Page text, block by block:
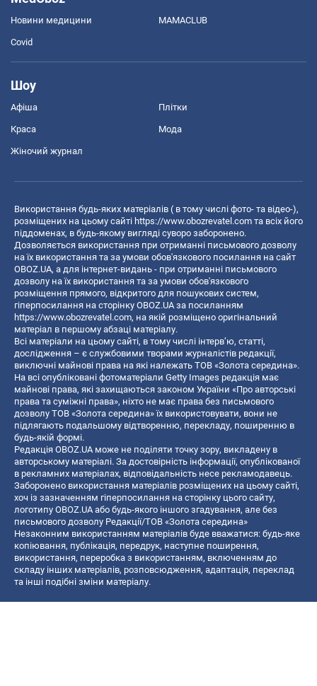
Новини медицини MAMACLUB
Covid
Шоу
Афіша Плітки
Краса Мода
Жіночий журнал
Використання будь-яких матеріалів ( в тому числі фото- та відео-),
розміщених на цьому сайті https://www.obozrevatel.com та всіх його
піддоменах, в будь-якому вигляді суворо заборонено.
Дозволяється використання при отриманні письмового дозволу
на їх використання та за умови обов'язкового посилання на сайт
OBOZ.UA, а для інтернет-видань - при отриманні письмового
дозволу на їх використання та за умови обов'язкового
розміщення прямого, відкритого для пошукових систем,
гіперпосилання на сторінку OBOZ.UA за посиланням
https://www.obozrevatel.com, на якій розміщено оригінальний
матеріал в першому абзаці матеріалу.
Всі матеріали на цьому сайті, в тому числі інтерв’ю, статті,
дослідження – є службовими творами журналістів редакції,
виключні майнові права на які належать ТОВ «Золота середина».
На всі опубліковані фотоматеріали Getty Images редакція має
майнові права, які захищаються законом України «Про авторські
права та суміжні права», ніхто не має права без письмового
дозволу ТОВ «Золота середина» їх використовувати, вони не
підлягають подальшому відтворенню, перекладу, поширенню в
будь-якій формі.
Редакція OBOZ.UA може не поділяти точку зору, викладену в
авторському матеріалі. За достовірність інформації, опублікованої
в рекламних матеріалах, відповідальність несе рекламодавець.
Заборонено використання матеріалів розміщених на цьому сайті,
хоч із зазначенням гіперпосилання на сторінку цього сайту,
логотипу OBOZ.UA або будь-якого іншого згадування, але без
письмового дозволу Редакції/ТОВ «Золота середина»
Незаконним використанням матеріалів буде вважатися: будь-яке
копiювання, публiкацiя, передрук, наступне поширення,
використання, переробка з використанням, включенням до
складу інших матеріалів, розповсюдження, адаптація, переклад
та інші подібні зміни матеріалу.